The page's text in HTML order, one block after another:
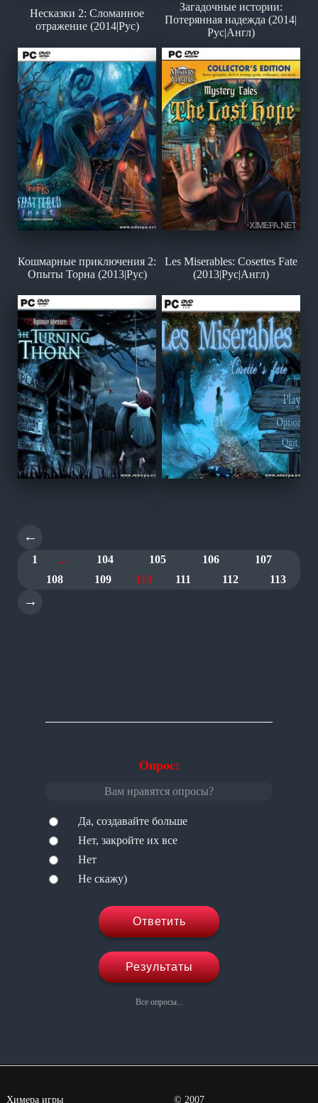
Опрос:
Вам нравятся опросы?
Да, создавайте больше
Нет, закройте их все
Нет
Не скажу)
Ответить
Результаты
Все опросы...
Несказки 2: Сломанное
отражение (2014|Рус)
Загадочные истории:
Потерянная надежда (2014|
Рус|Англ)
Кошмарные приключения 2:
Опыты Торна (2013|Рус)
Les Miserables: Cosettes Fate
(2013|Рус|Англ)
←
1 ... 104 105 106
107
108
109 110 111 112 113
→
Химера игры © 2007